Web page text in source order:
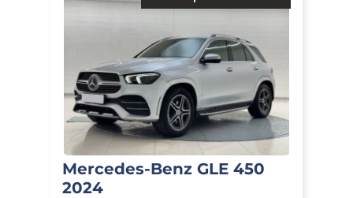
Mercedes-Benz GLE 450
2024